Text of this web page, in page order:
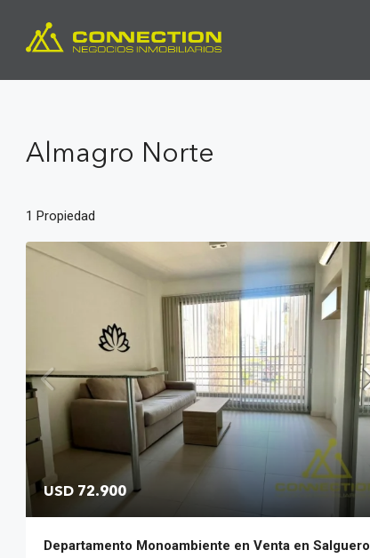
Almagro Norte
1 Propiedad
USD 72.900
Departamento Monoambiente en Venta en Salguero